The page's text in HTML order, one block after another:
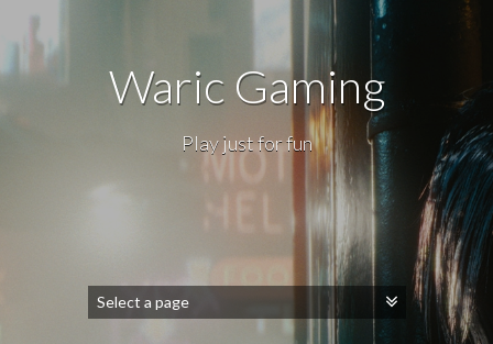
Waric Gaming
Play just for fun